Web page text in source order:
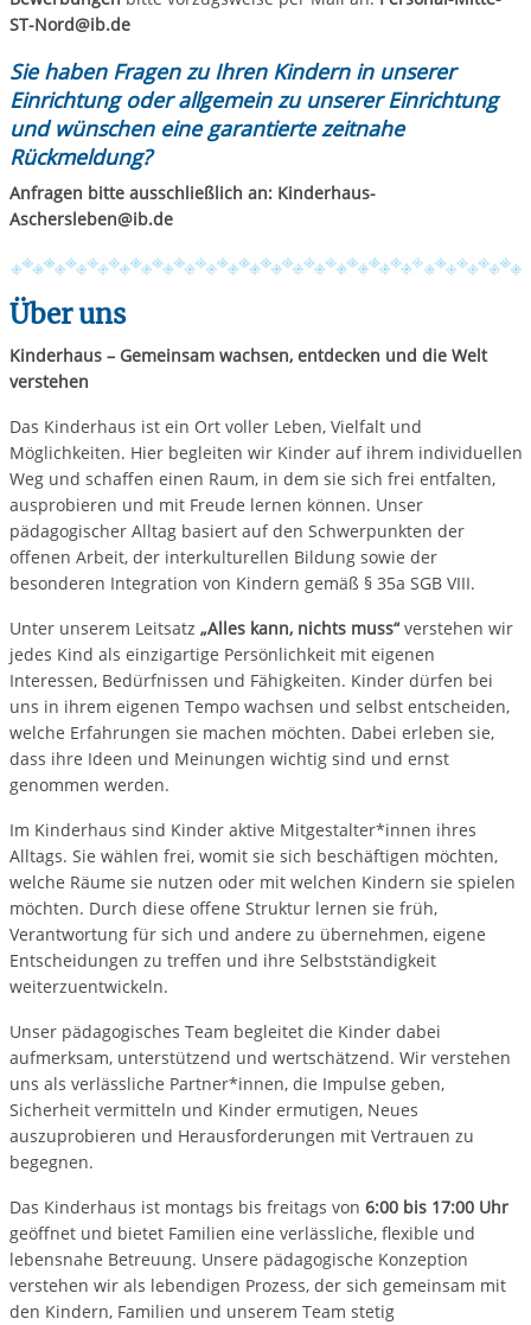
ST-Nord@ib.de
Sie haben Fragen zu Ihren Kindern in unserer
Einrichtung oder allgemein zu unserer Einrichtung
und wünschen eine garantierte zeitnahe
Rückmeldung?
Anfragen bitte ausschließlich an: Kinderhaus-
Aschersleben@ib.de
Über uns
Kinderhaus – Gemeinsam wachsen, entdecken und die Welt
verstehen
Das Kinderhaus ist ein Ort voller Leben, Vielfalt und
Möglichkeiten. Hier begleiten wir Kinder auf ihrem individuellen
Weg und schaffen einen Raum, in dem sie sich frei entfalten,
ausprobieren und mit Freude lernen können. Unser
pädagogischer Alltag basiert auf den Schwerpunkten der
offenen Arbeit, der interkulturellen Bildung sowie der
besonderen Integration von Kindern gemäß § 35a SGB VIII.
Unter unserem Leitsatz „Alles kann, nichts muss“verstehen wir
jedes Kind als einzigartige Persönlichkeit mit eigenen
Interessen, Bedürfnissen und Fähigkeiten. Kinder dürfen bei
uns in ihrem eigenen Tempo wachsen und selbst entscheiden,
welche Erfahrungen sie machen möchten. Dabei erleben sie,
dass ihre Ideen und Meinungen wichtig sind und ernst
genommen werden.
Im Kinderhaus sind Kinder aktive Mitgestalter*innen ihres
Alltags. Sie wählen frei, womit sie sich beschäftigen möchten,
welche Räume sie nutzen oder mit welchen Kindern sie spielen
möchten. Durch diese offene Struktur lernen sie früh,
Verantwortung für sich und andere zu übernehmen, eigene
Entscheidungen zu treffen und ihre Selbstständigkeit
weiterzuentwickeln.
Unser pädagogisches Team begleitet die Kinder dabei
aufmerksam, unterstützend und wertschätzend. Wir verstehen
uns als verlässliche Partner*innen, die Impulse geben,
Sicherheit vermitteln und Kinder ermutigen, Neues
auszuprobieren und Herausforderungen mit Vertrauen zu
begegnen.
Das Kinderhaus ist montags bis freitags von 6:00 bis 17:00 Uhr
geöffnet und bietet Familien eine verlässliche, flexible und
lebensnahe Betreuung. Unsere pädagogische Konzeption
verstehen wir als lebendigen Prozess, der sich gemeinsam mit
den Kindern, Familien und unserem Team stetig